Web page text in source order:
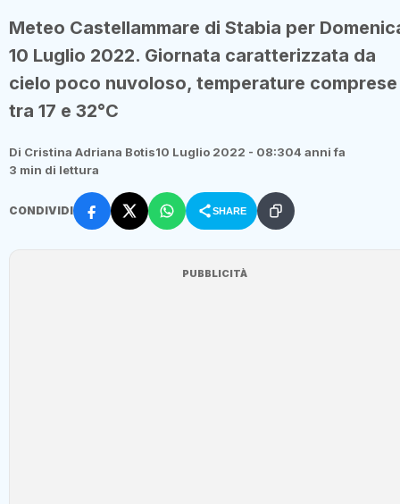
Meteo Castellammare di Stabia per
10 Luglio 2022. Giornata caratterizzata da
cielo poco nuvoloso, temperature comprese
tra 17 e 32°C
Di Cristina Adriana Botis10 Luglio 2022 - 08:304 anni fa
3 min di lettura
CONDIVIDI SHARE
PUBBLICITÀ